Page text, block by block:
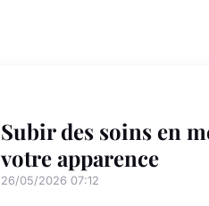
Subir des soins en
votre apparence
26/05/2026 07:12